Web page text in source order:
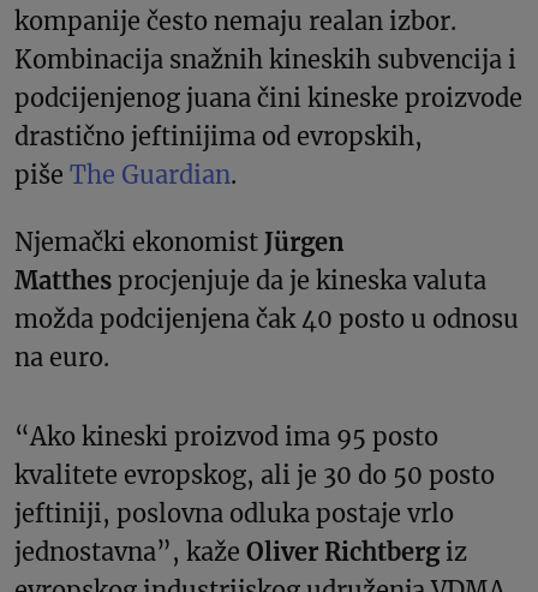
kompanije često nemaju realan izbor.
Kombinacija snažnih kineskih subvencija i
podcijenjenog juana čini kineske proizvode
drastično jeftinijima od evropskih,
piše The Guardian.
Njemački ekonomist Jürgen
Matthes procjenjuje da je kineska valuta
možda podcijenjena čak 40 posto u odnosu
na euro.
“Ako kineski proizvod ima 95 posto
kvalitete evropskog, ali je 30 do 50 posto
jeftiniji, poslovna odluka postaje vrlo
jednostavna”, kaže Oliver Richtberg iz